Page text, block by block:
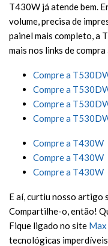
T430W já atende bem.
volume, precisa de
painel mais completo, a
mais nos links de
Compre a
Compre a
Compre a
Compre a
Compre a T430W
Compre a T430W
Compre a T430W
E aí, curtiu nosso artigo
Compartilhe-o, então!
Fique ligado no site
tecnológicas